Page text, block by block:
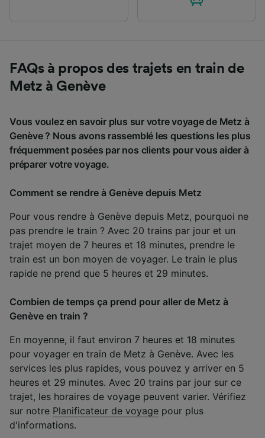
FAQs à propos des trajets en train de
Metz à Genève
Vous voulez en savoir plus sur votre voyage de Metz à
Genève ? Nous avons rassemblé les questions les plus
fréquemment posées par nos clients pour vous aider à
préparer votre voyage.
Comment se rendre à Genève depuis Metz
Pour vous rendre à Genève depuis Metz, pourquoi ne
pas prendre le train ? Avec 20 trains par jour et un
trajet moyen de 7 heures et 18 minutes, prendre le
train est un bon moyen de voyager. Le train le plus
rapide ne prend que 5 heures et 29 minutes.
Combien de temps ça prend pour aller de Metz à
Genève en train ?
En moyenne, il faut environ 7 heures et 18 minutes
pour voyager en train de Metz à Genève. Avec les
services les plus rapides, vous pouvez y arriver en 5
heures et 29 minutes. Avec 20 trains par jour sur ce
trajet, les horaires de voyage peuvent varier. Vérifiez
sur notre Planificateur de voyage pour plus
d'informations.